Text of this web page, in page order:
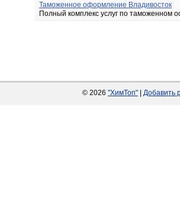
Таможенное оформление Владивосток
Полный комплекс услуг по таможенном
© 2026 "ХимТоп" Добавить